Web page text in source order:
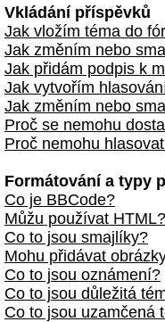
Vkládání příspěvků
Jak vložím téma do
Jak změním nebo
Jak přidám podpis k
Jak vytvořím
Jak změním nebo
Proč se nemohu
Proč nemohu
Formátování a typy
Co je BBCode?
Můžu používat HTML?
Co to jsou smajlíky?
Mohu přidávat
Co to jsou oznámení?
Co to jsou důležitá
Co to jsou uzamčená